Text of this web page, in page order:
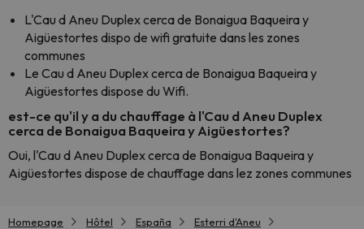
L'Cau d Aneu Duplex cerca de Bonaigua Baqueira y
Aigüestortes dispo de wifi gratuite dans les zones
communes
Le Cau d Aneu Duplex cerca de Bonaigua Baqueira y
Aigüestortes dispose du Wifi.
est-ce qu'il y a du chauffage à l'Cau d Aneu Duplex
cerca de Bonaigua Baqueira y Aigüestortes?
Oui, l'Cau d Aneu Duplex cerca de Bonaigua Baqueira y
Aigüestortes dispose de chauffage dans lez zones communes
Homepage Hôtel España
Esterri d'Aneu